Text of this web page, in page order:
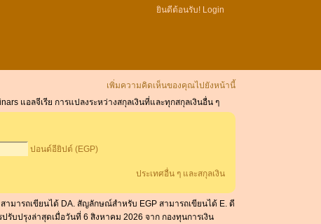
ยินดีต้อนรับ! Login
เพิ่มความคิดเห็นของคุณไปยังหน้านี้
แอลจีเรีย การแปลงระหว่างสกุลเงินที่และทุกสกุลเงินอื่น ๆ
ปอนด์อียิปต์ (EGP)
ประเทศอื่น ๆ และสกุลเงิน
ามารถเขียนได้ DA. สัญลักษณ์สำหรับ EGP สามารถเขียนได้ E. ดี
รับปรุงล่าสุดเมื่อวันที่ 6 สิงหาคม 2026 จาก กองทุนการเงิน